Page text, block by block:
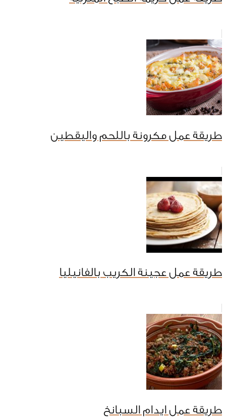
طريقة عمل مكرونة باللحم واليقطين
طريقة عمل عجينة الكريب بالفانيليا
طريقة عمل ايدام السبانخ